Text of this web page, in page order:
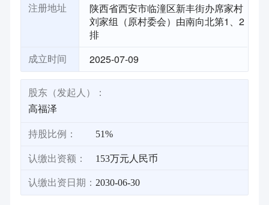
注册地址
陕西省西安市临潼区新丰街办席家村
刘家组（原村委会）由南向北第1、2
排
成立时间 2025-07-09
股东（发起人）：
高福泽
持股比例： 51%
认缴出资额： 153万元人民币
认缴出资日期： 2030-06-30